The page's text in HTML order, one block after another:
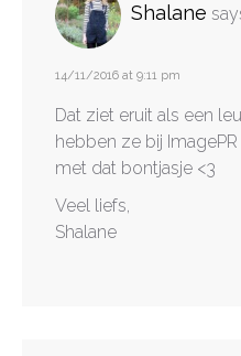
Shalane
14/11/2016 at 9:11 pm
Dat ziet eruit als een
hebben ze bij
met dat bontjasje <3
Veel liefs,
Shalane